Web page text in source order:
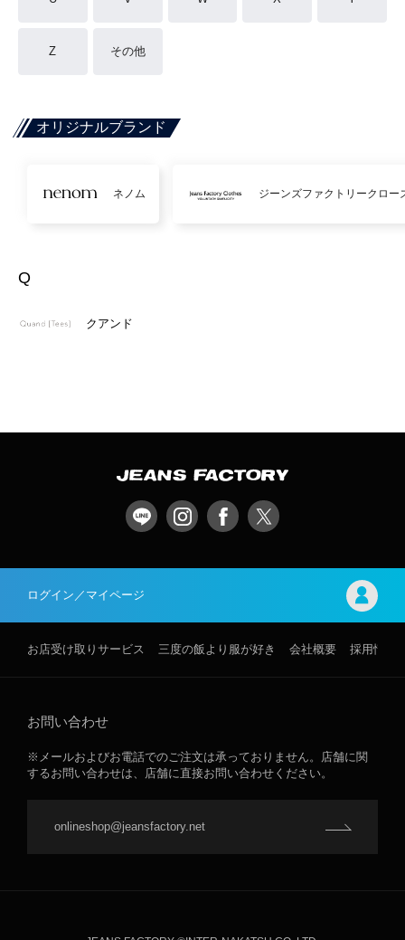
Z その他
オリジナルブランド
ネノム ジーンズファクトリークロー
Q
クアンド
ログイン／マイページ
お店受け取りサービス 三度の飯より服が好き 会社概要 採用情報
お問い合わせ
※メールおよびお電話でのご注文は承っておりません。店舗に関
するお問い合わせは、店舗に直接お問い合わせください。
onlineshop@jeansfactory.net